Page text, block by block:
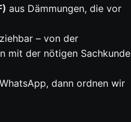
aus Dämmungen, die vor
– von der
mit der nötigen Sachkunde
dann ordnen wir